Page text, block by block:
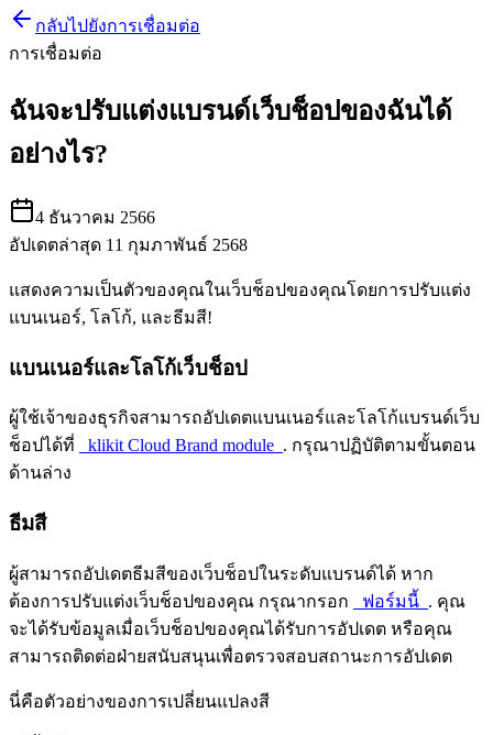
กลับไปยังการเชื่อมต่อ
การเชื่อมต่อ
ฉันจะปรับแต่งแบรนด์เว็บช็อปของฉันได้
อย่างไร?
4 ธันวาคม 2566
อัปเดตล่าสุด 11 กุมภาพันธ์ 2568
แสดงความเป็นตัวของคุณในเว็บช็อปของคุณโดยการปรับแต่ง
แบนเนอร์, โลโก้, และธีมสี!
แบนเนอร์และโลโก้เว็บช็อป
ผู้ใช้เจ้าของธุรกิจสามารถอัปเดตแบนเนอร์และโลโก้แบรนด์เว็บ
ช็อปได้ที่
_klikit Cloud Brand module_ . กรุณาปฏิบัติตามขั้นตอน
ด้านล่าง
ธีมสี
ผู้สามารถอัปเดตธีมสีของเว็บช็อปในระดับแบรนด์ได้ หาก
ต้องการปรับแต่งเว็บช็อปของคุณ กรุณากรอก
_ฟอร์มนี้_ . คุณ
จะได้รับข้อมูลเมื่อเว็บช็อปของคุณได้รับการอัปเดต หรือคุณ
สามารถติดต่อฝ่ายสนับสนุนเพื่อตรวจสอบสถานะการอัปเดต
นี่คือตัวอย่างของการเปลี่ยนแปลงสี